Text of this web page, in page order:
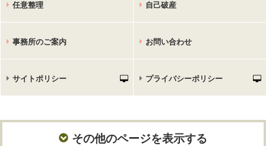
任意整理 自己破産
事務所のご案内 お問い合わせ
サイトポリシー プライバシーポリシー
その他のページを表示する